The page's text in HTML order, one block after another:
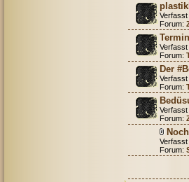
Forum:
Forum:
Der
Forum:
Forum:
Forum: